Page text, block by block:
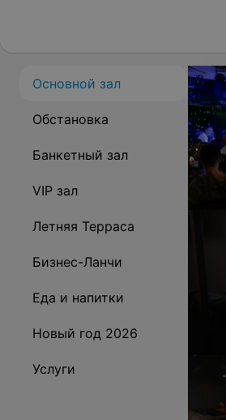
Основной зал
Обстановка
Банкетный зал
VIP зал
Летняя Терраса
Бизнес-Ланчи
Еда и напитки
Новый год 2026
Услуги